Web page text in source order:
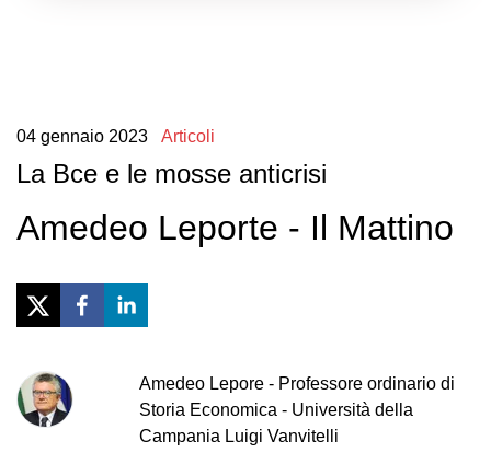
04 gennaio 2023 Articoli
La Bce e le mosse anticrisi
Amedeo Leporte - Il Mattino
Amedeo Lepore - Professore ordinario di
Storia Economica - Università della
Campania Luigi Vanvitelli